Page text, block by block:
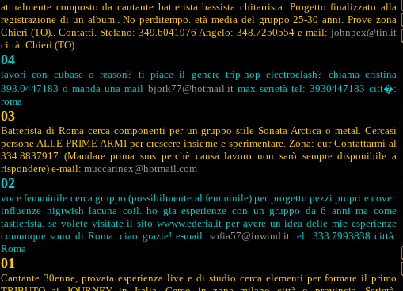
attualmente composto da cantante batterista bassista chitarrista. Progetto finalizzato alla
registrazione di un album.. No perditempo. età media del gruppo 25-30 anni. Prove zona
Chieri (TO).. Contatti. Stefano: 349.6041976 Angelo: 348.7250554 e-mail: johnpex@tin.it
città: Chieri (TO)
04
lavori con cubase o reason? ti piace il genere trip-hop electroclash? chiama cristina
393.0447183 o manda una mail bjork77@hotmail.itmax serietà tel: 3930447183 citt�:
roma
03
Batterista di Roma cerca componenti per un gruppo stile Sonata Arctica o metal. Cercasi
persone ALLE PRIME ARMI per crescere insieme e sperimentare. Zona: eur Contattarmi al
334.8837917 (Mandare prima sms perchè causa lavoro non sarò sempre disponibile a
rispondere) e-mail: muccarinex@hotmail.com
02
voce femminile cerca gruppo (possibilmente al femminile) per progetto pezzi propri e cover.
influenze nigtwish lacuna coil. ho gia esperienze con un gruppo da 6 anni ma come
tastierista. se volete visitate il sito wwww.ederia.it per avere un idea delle mie esperienze
comunque sono di Roma. ciao grazie! e-mail:sofia57@inwind.it tel: 333.7993838 città:
Roma
01
Cantante 30enne, provata esperienza live e di studio cerca elementi per formare il primo